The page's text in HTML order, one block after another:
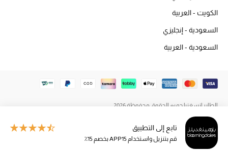
العناية بالشعر
هدايا
مجموعة الجمال
الجمال في بلوميزتابع إلى التطبيق
قم بتنزيل واستخدام APP15 بخصم 15٪
الكويت - العربية
السعودية - إنجليزي
السعودية - العربية
الطاير إنسغنيا جميع الحقوق محفوظة 2026